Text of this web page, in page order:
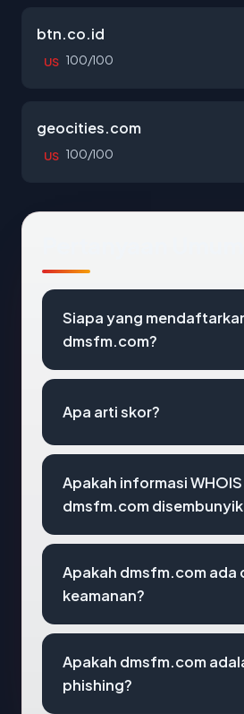
btn.co.id
US 100/100
geocities.com
US 100/100
Siapa yang
dmsfm.com?
Apa arti skor?
Apakah informasi WHOIS
dmsfm.com
Apakah dmsfm.com ada
keamanan?
Apakah dmsfm.com
phishing?